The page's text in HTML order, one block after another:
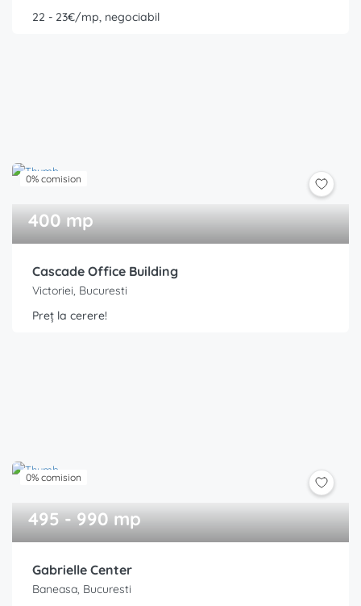
22 - 23€/mp, negociabil
0% comision
400 mp
Cascade Office Building
Victoriei, Bucuresti
Preț la cerere!
0% comision
495 - 990 mp
Gabrielle Center
Baneasa, Bucuresti